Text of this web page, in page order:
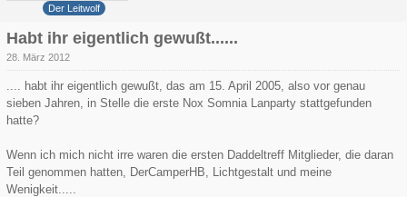
Der Leitwolf
Habt ihr eigentlich gewußt......
28. März 2012
.... habt ihr eigentlich gewußt, das am 15. April 2005, also vor genau
sieben Jahren, in Stelle die erste Nox Somnia Lanparty stattgefunden
hatte?
Wenn ich mich nicht irre waren die ersten Daddeltreff Mitglieder, die daran
Teil genommen hatten, DerCamperHB, Lichtgestalt und meine
Wenigkeit.....